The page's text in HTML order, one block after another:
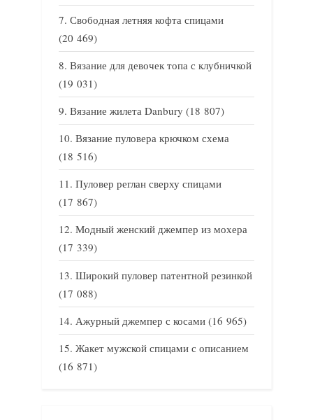
Свободная летняя кофта спицами
(20 469)
Вязание для девочек топа с клубничкой
(19 031)
Вязание жилета Danbury (18 807)
Вязание пуловера крючком схема
(18 516)
Пуловер реглан сверху спицами
(17 867)
Модный женский джемпер из мохера
(17 339)
Широкий пуловер патентной резинкой
(17 088)
Ажурный джемпер с косами (16 965)
Жакет мужской спицами с описанием
(16 871)